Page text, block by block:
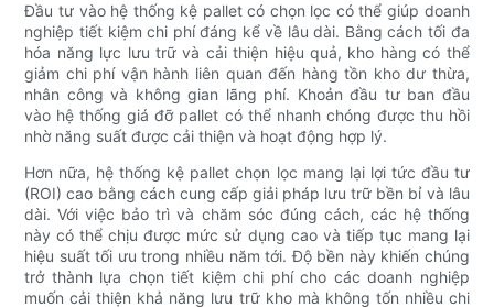
Đầu tư vào hệ thống kệ pallet có chọn lọc có thể giúp doanh
nghiệp tiết kiệm chi phí đáng kể về lâu dài. Bằng cách tối đa
hóa năng lực lưu trữ và cải thiện hiệu quả, kho hàng có thể
giảm chi phí vận hành liên quan đến hàng tồn kho dư thừa,
nhân công và không gian lãng phí. Khoản đầu tư ban đầu
vào hệ thống giá đỡ pallet có thể nhanh chóng được thu hồi
nhờ năng suất được cải thiện và hoạt động hợp lý.
Hơn nữa, hệ thống kệ pallet chọn lọc mang lại lợi tức đầu tư
(ROI) cao bằng cách cung cấp giải pháp lưu trữ bền bỉ và lâu
dài. Với việc bảo trì và chăm sóc đúng cách, các hệ thống
này có thể chịu được mức sử dụng cao và tiếp tục mang lại
hiệu suất tối ưu trong nhiều năm tới. Độ bền này khiến chúng
trở thành lựa chọn tiết kiệm chi phí cho các doanh nghiệp
muốn cải thiện khả năng lưu trữ kho mà không tốn nhiều chi